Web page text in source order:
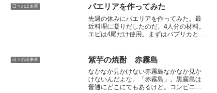
な。ところで先日のこと、妻がニュース
を見ていて言ったんだよ...
日々の出来事 パエリアを作ってみた
先週の休みにパエリアを作ってみた。最
近料理に凝りだしたのだ。4人分の材料。
エビは4尾だけ使用。まずはパプリカとピ
ると言ってたな。少量の塩とたっぷりの
オリーブでみじん切り...
日々の出来事 紫芋の焼酎 赤霧島
なかなか見かけない赤霧島なかなか見か
けないんだよな。「赤霧島」。黒霧島は
普通にどこにでもあるけど。コンビニに